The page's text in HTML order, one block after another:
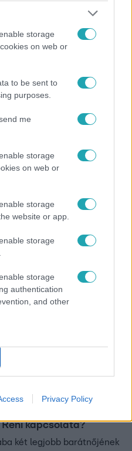
storage
on web or
to be sent to
purposes.
me
storage
on web or
storage
website or app.
storage
storage
authentication
and other
Privacy Policy
vágyak és
de a küzdelmet Roli
be. Régi villalakók
kapcsolata?
két legjobb barátnőjének